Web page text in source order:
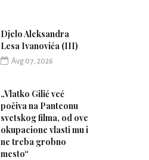
Djelo Aleksandra
Lesa Ivanovića (III)
Avg 07, 2026
„Vlatko Gilić već
počiva na Panteonu
svetskog filma, od ove
okupacione vlasti mu i
ne treba grobno
mesto“